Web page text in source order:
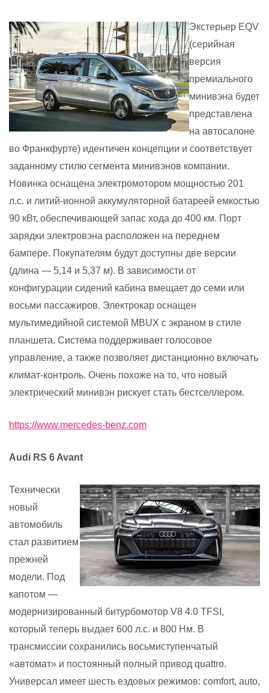
Экстерьер EQV
(серийная
версия
премиального
минивэна будет
представлена
на автосалоне
во Франкфурте) идентичен концепции и соответствует
заданному стилю сегмента минивэнов компании.
Новинка оснащена электромотором мощностью 201
л.с. и литий-ионной аккумуляторной батареей емкостью
90 кВт, обеспечивающей запас хода до 400 км. Порт
зарядки электровэна расположен на переднем
бампере. Покупателям будут доступны две версии
(длина — 5,14 и 5,37 м). В зависимости от
конфигурации сидений кабина вмещает до семи или
восьми пассажиров. Электрокар оснащен
мультимедийной системой MBUX с экраном в стиле
планшета. Система поддерживает голосовое
управление, а также позволяет дистанционно включать
климат-контроль. Очень похоже на то, что новый
электрический минивэн рискует стать бестселлером.
https://www.mercedes-benz.com
Audi RS 6 Avant
Технически
новый
автомобиль
стал развитием
прежней
модели. Под
капотом —
модернизированный битурбомотор V8 4.0 TFSI,
который теперь выдает 600 л.с. и 800 Нм. В
трансмиссии сохранились восьмиступенчатый
«автомат» и постоянный полный привод quattro.
Универсал имеет шесть ездовых режимов: comfort, auto,